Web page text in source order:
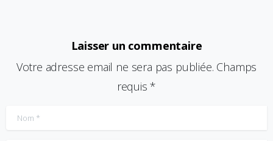
Laisser un commentaire
Votre adresse email ne sera pas publiée. Champs
requis *
Nom*